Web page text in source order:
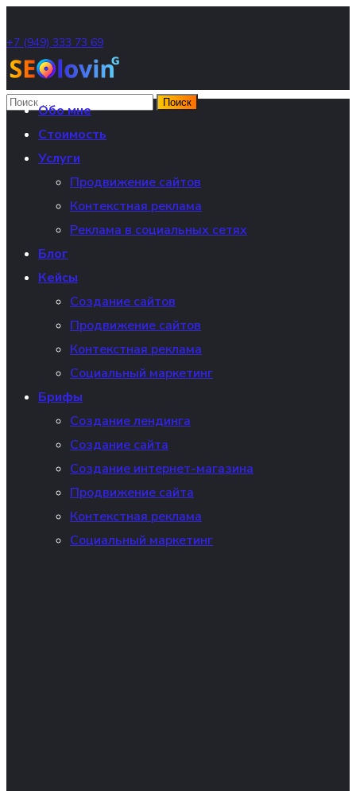
+7 (949) 333 73 69
Обо мне
Стоимость
Услуги
Продвижение сайтов
Контекстная реклама
Реклама в социальных сетях
Блог
Кейсы
Создание сайтов
Продвижение сайтов
Контекстная реклама
Социальный маркетинг
Брифы
Создание лендинга
Создание сайта
Создание интернет-магазина
Продвижение сайта
Контекстная реклама
Социальный маркетинг